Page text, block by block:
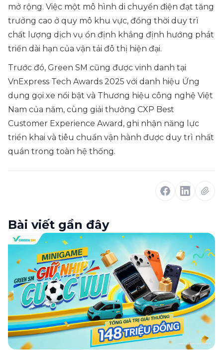
mở rộng. Việc một mô hình di chuyển điện đạt tăng
trưởng cao ở quy mô khu vực, đồng thời duy trì
chất lượng dịch vụ ổn định khẳng định hướng phát
triển dài hạn của vận tải đô thị hiện đại.
Trước đó, Green SM cũng được vinh danh tại
VnExpress Tech Awards 2025 với danh hiệu Ứng
dụng gọi xe nổi bật và Thương hiệu công nghệ Việt
Nam của năm, cùng giải thưởng CXP Best
Customer Experience Award, ghi nhận năng lực
triển khai và tiêu chuẩn vận hành được duy trì nhất
quán trong toàn hệ thống.
Bài viết gần đây